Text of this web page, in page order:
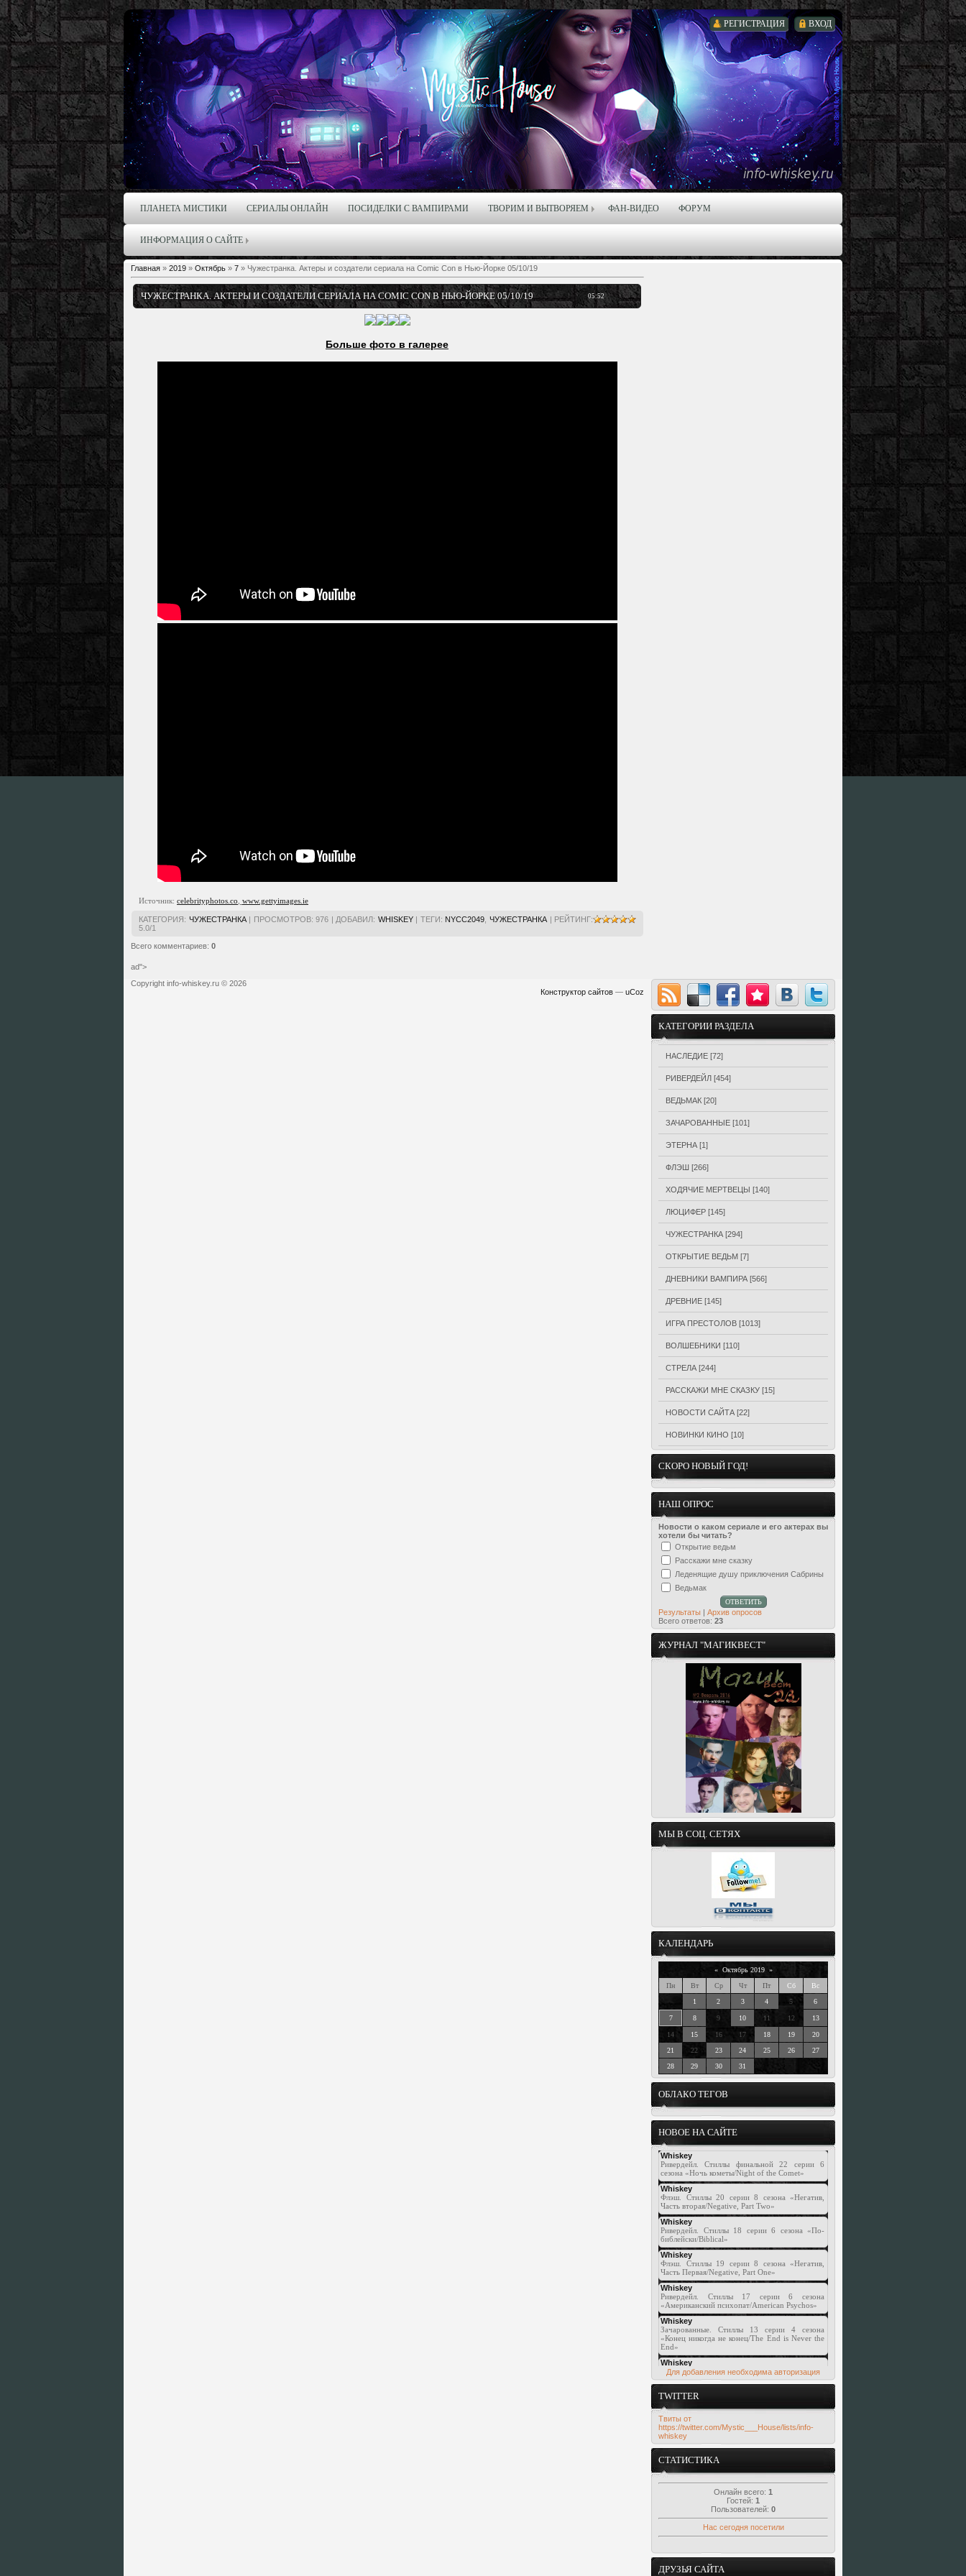
ВХОД
РЕГИСТРАЦИЯ
ПЛАНЕТА МИСТИКИ СЕРИАЛЫ ОНЛАЙН ПОСИДЕЛКИ С ВАМПИРАМИ ТВОРИМ И ВЫТВОРЯЕМ ФАН-ВИДЕО ФОРУМ
ИНФОРМАЦИЯ О САЙТЕ
Главная » 2019 » Октябрь » 7 » Чужестранка. Актеры и создатели сериала на Comic Con в Нью-Йорке 05/10/19
05:52
ЧУЖЕСТРАНКА. АКТЕРЫ И СОЗДАТЕЛИ СЕРИАЛА НА COMIC CON В НЬЮ-ЙОРКЕ 05/10/19
Больше фото в галерее
Источник: celebrityphotos.co www.gettyimages.ie
КАТЕГОРИЯ: ЧУЖЕСТРАНКА| ПРОСМОТРОВ: 976 | ДОБАВИЛ: WHISKEY | ТЕГИ: NYCC2049 ЧУЖЕСТРАНКА | РЕЙТИНГ:
5.0/1
Всего комментариев: 0
ad">
КАТЕГОРИИ РАЗДЕЛА
НАСЛЕДИЕ [72]
РИВЕРДЕЙЛ [454]
ВЕДЬМАК [20]
ЗАЧАРОВАННЫЕ [101]
ЭТЕРНА [1]
ФЛЭШ [266]
ХОДЯЧИЕ МЕРТВЕЦЫ [140]
ЛЮЦИФЕР [145]
ЧУЖЕСТРАНКА [294]
ОТКРЫТИЕ ВЕДЬМ [7]
ДНЕВНИКИ ВАМПИРА [566]
ДРЕВНИЕ [145]
ИГРА ПРЕСТОЛОВ [1013]
ВОЛШЕБНИКИ [110]
СТРЕЛА [244]
РАССКАЖИ МНЕ СКАЗКУ [15]
НОВОСТИ САЙТА [22]
НОВИНКИ КИНО [10]
СКОРО НОВЫЙ ГОД!
НАШ ОПРОС
Новости о каком сериале и его актерах вы
хотели бы читать?
Открытие ведьм
Расскажи мне сказку
Леденящие душу приключения Сабрины
Ведьмак
Результаты | Архив опросов
Всего ответов: 23
ЖУРНАЛ "МАГИКВЕСТ"
МЫ В СОЦ. СЕТЯХ
КАЛЕНДАРЬ
« Октябрь 2019 »
Пн
Вт Ср Чт Пт Сб
Вс
1
2 3 4 5 6
7 8 9 10 11 12 13
14 15 16 17 18 19
20
21
22 23 24 25 26
27
28
29 30 31
ОБЛАКО ТЕГОВ
НОВОЕ НА САЙТЕ
Для добавления необходима авторизация
TWITTER
Твиты от
https://twitter.com/Mystic___House/lists/info-
whiskey
СТАТИСТИКА
Онлайн всего: 1
Гостей: 1
Пользователей: 0
Нас сегодня посетили
ДРУЗЬЯ САЙТА
Copyright info-whiskey.ru © 2026
Конструктор сайтов — uCoz